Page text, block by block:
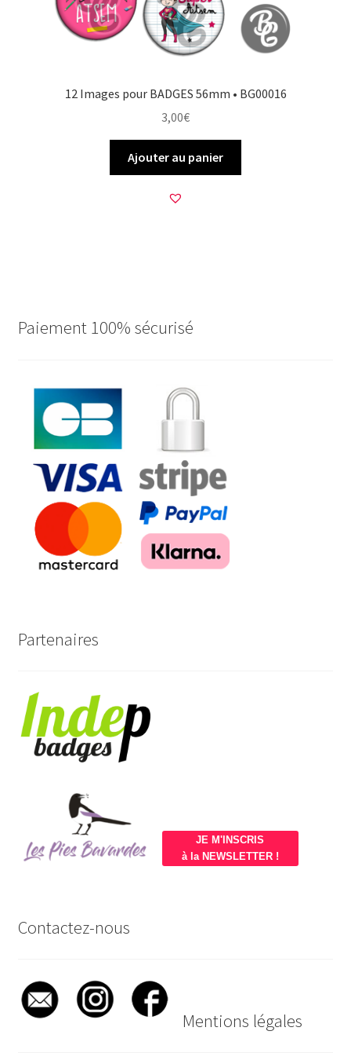
12 Images pour BADGES 56mm • BG00016
3,00€
Ajouter au panier
Paiement 100% sécurisé
Partenaires
JE M'INSCRIS
à la NEWSLETTER !
Contactez-nous
Mentions légales